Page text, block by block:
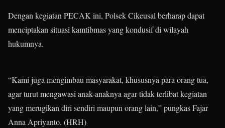
Dengan kegiatan PECAK ini, Polsek Cikeusal berharap dapat
menciptakan situasi kamtibmas yang kondusif di wilayah
hukumnya.
“Kami juga mengimbau masyarakat, khususnya para orang tua,
agar turut mengawasi anak-anaknya agar tidak terlibat kegiatan
yang merugikan diri sendiri maupun orang lain,” pungkas Fajar
Anna Apriyanto. (HRH)